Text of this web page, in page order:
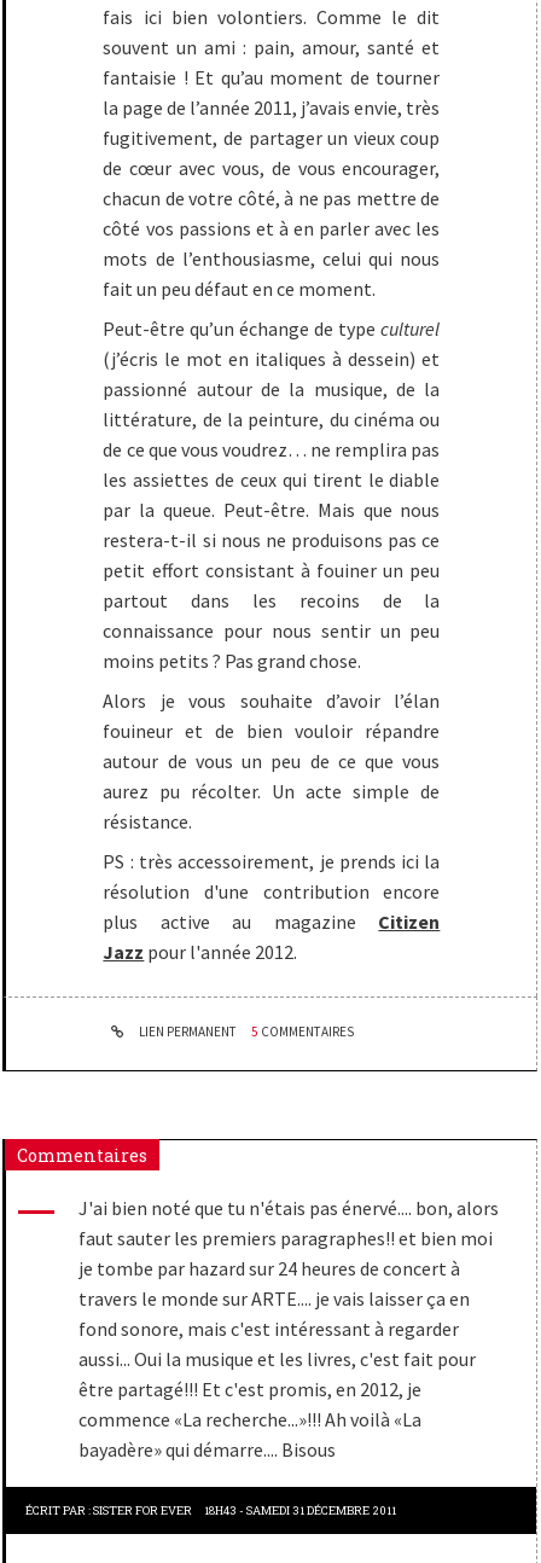
fais ici bien volontiers. Comme le dit
souvent un ami : pain, amour, santé et
fantaisie ! Et qu’au moment de tourner
la page de l’année 2011, j’avais envie, très
fugitivement, de partager un vieux coup
de cœur avec vous, de vous encourager,
chacun de votre côté, à ne pas mettre de
côté vos passions et à en parler avec les
mots de l’enthousiasme, celui qui nous
fait un peu défaut en ce moment.
Peut-être qu’un échange de typeculturel
(j’écris le mot en italiques à dessein) et
passionné autour de la musique, de la
littérature, de la peinture, du cinéma ou
de ce que vous voudrez… ne remplira pas
les assiettes de ceux qui tirent le diable
par la queue. Peut-être. Mais que nous
restera-t-il si nous ne produisons pas ce
petit effort consistant à fouiner un peu
partout dans les recoins de la
connaissance pour nous sentir un peu
moins petits ? Pas grand chose.
Alors je vous souhaite d’avoir l’élan
fouineur et de bien vouloir répandre
autour de vous un peu de ce que vous
aurez pu récolter. Un acte simple de
résistance.
PS : très accessoirement, je prends ici la
résolution d'une contribution encore
plus active au magazine Citizen
Jazz pour l'année 2012.
LIEN PERMANENT 5 COMMENTAIRES
Commentaires
J'ai bien noté que tu n'étais pas énervé.... bon, alors
faut sauter les premiers paragraphes!! et bien moi
je tombe par hazard sur 24 heures de concert à
travers le monde sur ARTE.... je vais laisser ça en
fond sonore, mais c'est intéressant à regarder
aussi... Oui la musique et les livres, c'est fait pour
être partagé!!! Et c'est promis, en 2012, je
commence «La recherche...»!!! Ah voilà «La
bayadère» qui démarre.... Bisous
ÉCRIT PAR :SISTER FOR EVER 18H43 -SAMEDI 31DÉCEMBRE 2011